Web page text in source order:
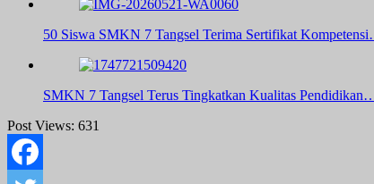
50 Siswa SMKN 7 Tangsel Terima Sertifikat
SMKN 7 Tangsel Terus Tingkatkan Kualitas
Post Views: 631